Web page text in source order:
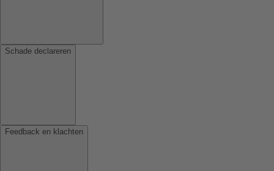
Schade declareren
Feedback en klachten